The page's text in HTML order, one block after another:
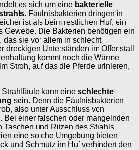
es sich um eine bakterielle
. Fäulnisbakterien dringen in
ist als beim restlichen Huf, ein
Gewebe. Die Bakterien benötigen ein
, das sie vor allem in schlecht
dreckigen Unterständen im Offenstall
kommt noch die Wärme
Stroh, auf das die Pferde urinieren,
Strahlfäule kann eine schlechte
sein. Denn die Fäulnisbakterien
also unter Ausschluss von
Bei einer falschen oder mangelnden
Taschen und Ritzen des Strahls
eine solche Umgebung bieten
und Schmutz im Huf verhindert den